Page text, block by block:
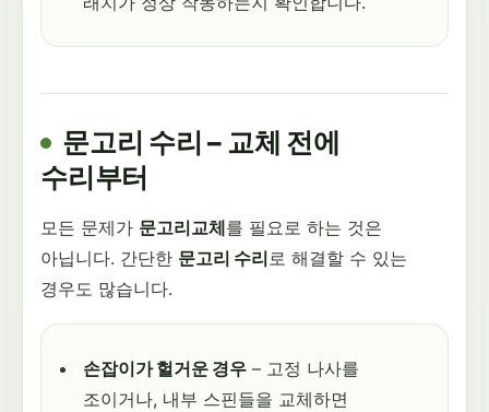
문고리 수리 – 교체 전에
수리부터
모든 문제가 문고리교체를 필요로 하는 것은
아닙니다. 간단한 문고리 수리 로 해결할 수 있는
경우도 많습니다.
손잡이가 헐거운 경우 – 고정 나사를
조이거나, 내부 스핀들을 교체하면